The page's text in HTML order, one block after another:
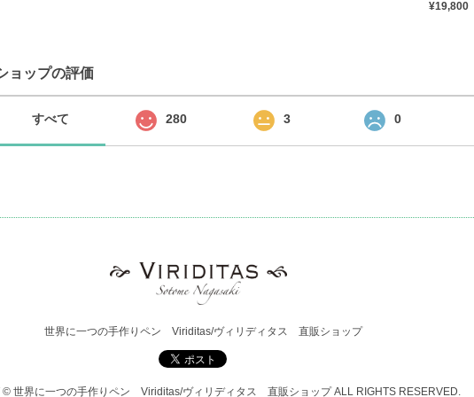
¥19,800
ョップの評価
すべて 280 3 0
世界に一つの手作りペン Viriditas/ヴィリディタス 直販ショップ
© 世界に一つの手作りペン Viriditas/ヴィリディタス 直販ショップ ALL RIGHTS RESERVED.